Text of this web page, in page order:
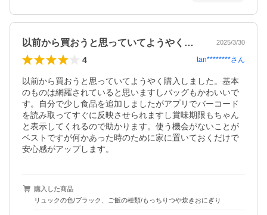
以前から買おうと思っていてようやく購入… 2025/3/30
4 tan********さん
以前から買おうと思っていてようやく購入しました。基本
のものは網羅されていると思いますしバッグもかわいいで
す。自分で少し食品を追加しましたがアプリでバーコード
を読み取ってすぐに反映させられますし賞味期限もちゃん
と表示してくれるので助かります。使う機会がないことが
ベストですが何かあった時のために家に置いておくだけで
安心感がアップします。
購入した商品
リュックの色/ブラック、ご飯の種類/もっちりつや炊きおにぎり